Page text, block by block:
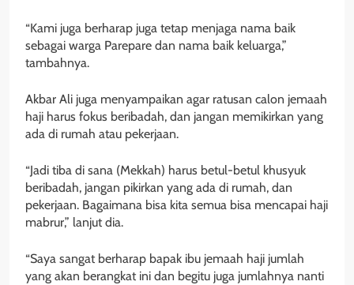
“Kami juga berharap juga tetap menjaga nama baik
sebagai warga Parepare dan nama baik keluarga,”
tambahnya.
Akbar Ali juga menyampaikan agar ratusan calon jemaah
haji harus fokus beribadah, dan jangan memikirkan yang
ada di rumah atau pekerjaan.
“Jadi tiba di sana (Mekkah) harus betul-betul khusyuk
beribadah, jangan pikirkan yang ada di rumah, dan
pekerjaan. Bagaimana bisa kita semua bisa mencapai haji
mabrur,” lanjut dia.
“Saya sangat berharap bapak ibu jemaah haji jumlah
yang akan berangkat ini dan begitu juga jumlahnya nanti